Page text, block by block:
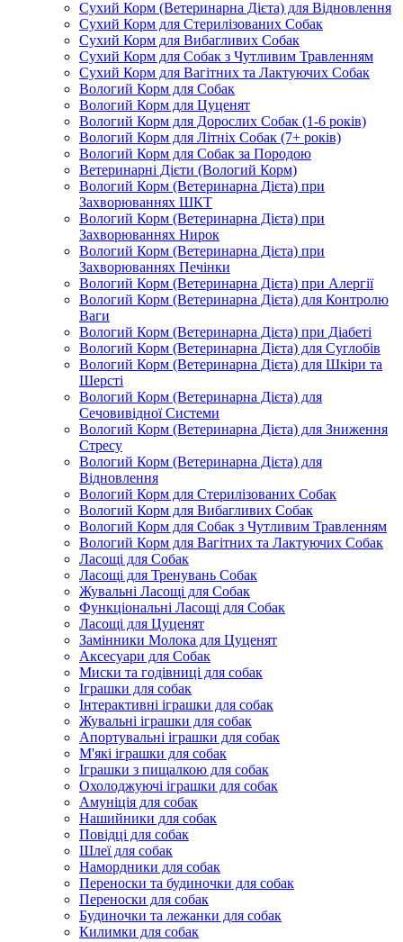
Сухий Корм (Ветеринарна Дієта) для Відновлення
Сухий Корм для Стерилізованих Собак
Сухий Корм для Вибагливих Собак
Сухий Корм для Собак з Чутливим Травленням
Сухий Корм для Вагітних та Лактуючих Собак
Вологий Корм для Собак
Вологий Корм для Цуценят
Вологий Корм для Дорослих Собак (1-6 років)
Вологий Корм для Літніх Собак (7+ років)
Вологий Корм для Собак за Породою
Ветеринарні Дієти (Вологий Корм)
Вологий Корм (Ветеринарна Дієта) при
Захворюваннях ШКТ
Вологий Корм (Ветеринарна Дієта) при
Захворюваннях Нирок
Вологий Корм (Ветеринарна Дієта) при
Захворюваннях Печінки
Вологий Корм (Ветеринарна Дієта) при Алергії
Вологий Корм (Ветеринарна Дієта) для Контролю
Ваги
Вологий Корм (Ветеринарна Дієта) при Діабеті
Вологий Корм (Ветеринарна Дієта) для Суглобів
Вологий Корм (Ветеринарна Дієта) для Шкіри та
Шерсті
Вологий Корм (Ветеринарна Дієта) для
Сечовивідної Системи
Вологий Корм (Ветеринарна Дієта) для Зниження
Стресу
Вологий Корм (Ветеринарна Дієта) для
Відновлення
Вологий Корм для Стерилізованих Собак
Вологий Корм для Вибагливих Собак
Вологий Корм для Собак з Чутливим Травленням
Вологий Корм для Вагітних та Лактуючих Собак
Ласощі для Собак
Ласощі для Тренувань Собак
Жувальні Ласощі для Собак
Функціональні Ласощі для Собак
Ласощі для Цуценят
Замінники Молока для Цуценят
Аксесуари для Собак
Миски та годівниці для собак
Іграшки для собак
Інтерактивні іграшки для собак
Жувальні іграшки для собак
Апортувальні іграшки для собак
М'які іграшки для собак
Іграшки з пищалкою для собак
Охолоджуючі іграшки для собак
Амуніція для собак
Нашийники для собак
Повідці для собак
Шлеї для собак
Намордники для собак
Переноски та будиночки для собак
Переноски для собак
Будиночки та лежанки для собак
Килимки для собак